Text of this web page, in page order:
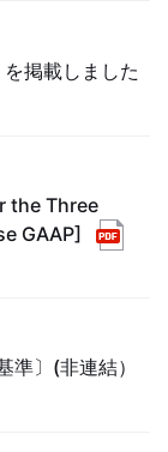
掲載しました
the Three
GAAP]
〕(非連結）